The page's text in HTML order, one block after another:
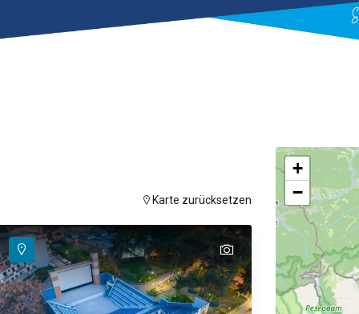
Karte zurücksetzen
text
+
−